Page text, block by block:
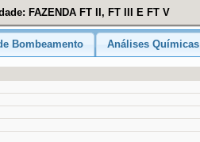
FAZENDA FT II, FT III E FT V
Bombeamento Análises Químicas